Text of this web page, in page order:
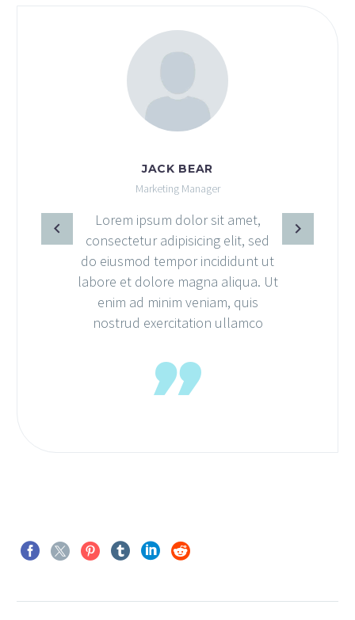
ipsum dolor sit amet,
adipisicing elit, sed
tempor incididunt ut
dolore magna aliqua. Ut
ad minim veniam, quis
exercitation ullamco
Lorem